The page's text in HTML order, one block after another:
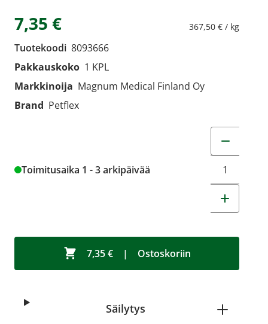
7,35 € 367,50 € / kg
Tuotekoodi 8093666
Pakkauskoko 1 KPL
Markkinoija Magnum Medical Finland Oy
Brand Petflex
Toimitusaika 1 - 3 arkipäivää
7,35 € | Ostoskoriin
Säilytys